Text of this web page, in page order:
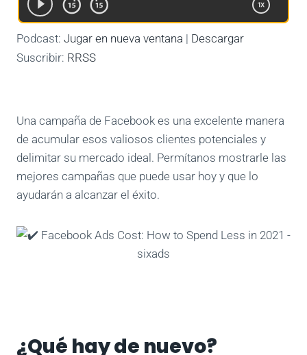
Podcast: Jugar en nueva ventana | Descargar
Suscribir: RRSS
Una campaña de Facebook es una excelente manera
de acumular esos valiosos clientes potenciales y
delimitar su mercado ideal. Permítanos mostrarle las
mejores campañas que puede usar hoy y que lo
ayudarán a alcanzar el éxito.
¿Qué hay de nuevo?